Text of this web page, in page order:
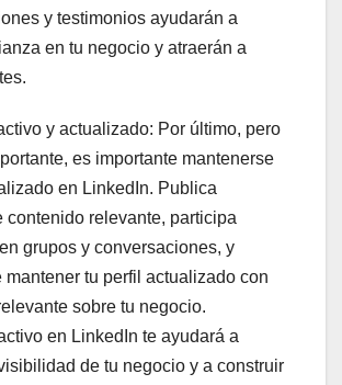
y testimonios ayudarán a
en tu negocio y atraerán a
y actualizado: Por último, pero
es importante mantenerse
en LinkedIn. Publica
contenido relevante, participa
grupos y conversaciones, y
mantener tu perfil actualizado con
sobre tu negocio.
en LinkedIn te ayudará a
de tu negocio y a construir